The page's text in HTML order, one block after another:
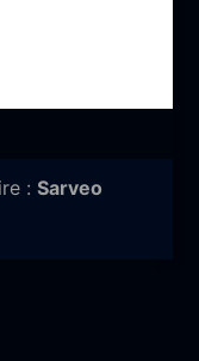
:Sarveo